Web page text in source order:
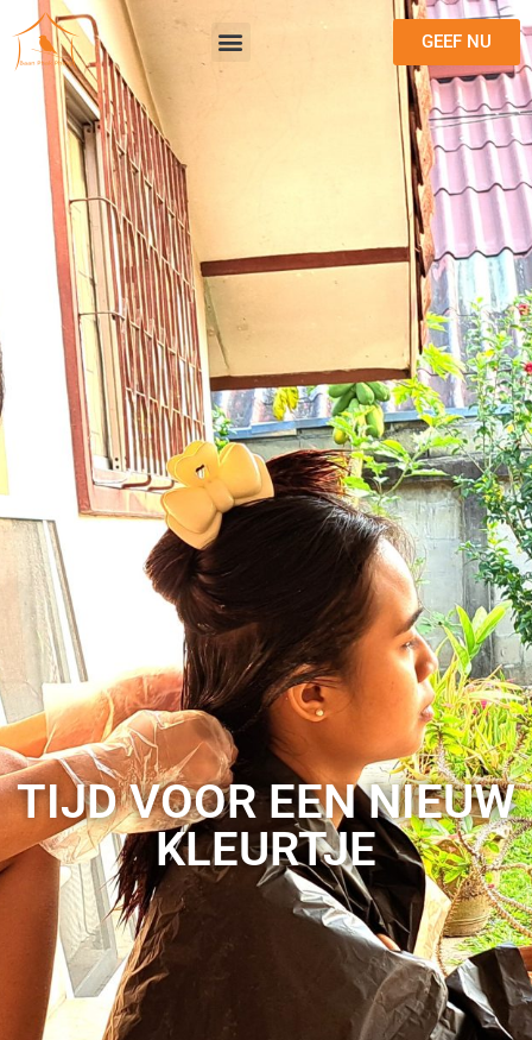
GEEF NU
TIJD VOOR EEN NIEUW
KLEURTJE